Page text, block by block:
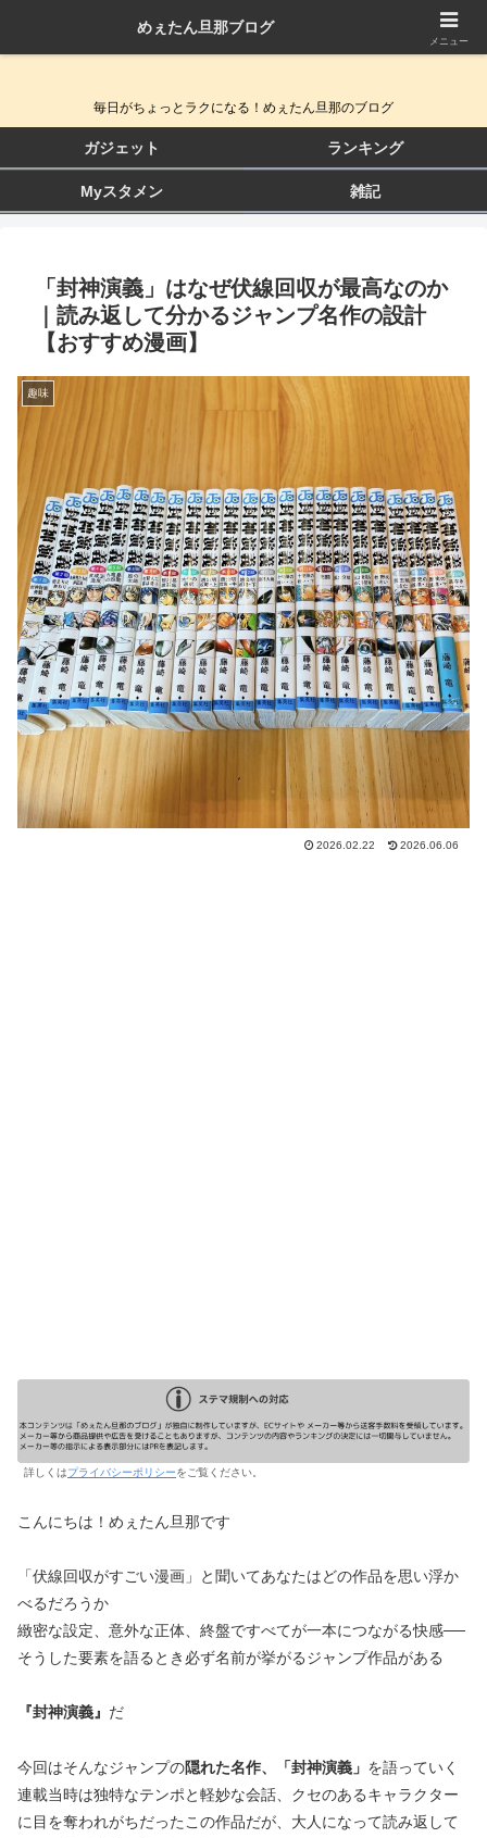
QOL向上ガジェット＆生活改善ブログ
毎日がちょっとラクになる！めぇたん旦那のブログ
ガジェット ランキング
Myスタメン 雑記
「封神演義」はなぜ伏線回収が最高なのか
｜読み返して分かるジャンプ名作の設計
【おすすめ漫画】
趣味
2026.02.22 2026.06.06
詳しくはプライバシーポリシーをご覧ください。
こんにちは！めぇたん旦那です
「伏線回収がすごい漫画」と聞いてあなたはどの作品を思い浮か
べるだろうか
緻密な設定、意外な正体、終盤ですべてが一本につながる快感──
そうした要素を語るとき必ず名前が挙がるジャンプ作品がある
『封神演義』 だ
今回はそんなジャンプの隠れた名作、「封神演義」 を語っていく
連載当時は独特なテンポと軽妙な会話、クセのあるキャラクター
に目を奪われがちだったこの作品だが、大人になって読み返して
めぇたん旦那ブログ
メニュー